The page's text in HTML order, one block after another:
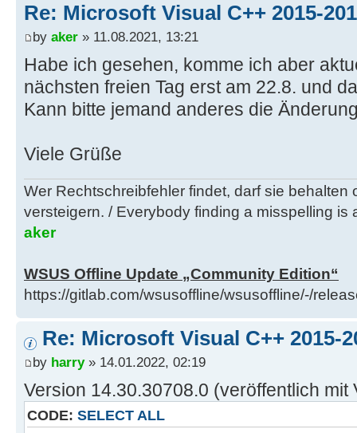
Re: Microsoft Visual C++ 2015-
by aker » 11.08.2021, 13:21
Habe ich gesehen, komme ich aber
nächsten freien Tag erst am 22.8. und
Kann bitte jemand anderes die
Viele Grüße
Wer Rechtschreibfehler findet, darf sie behalten
versteigern. / Everybody finding a misspelling is
aker
WSUS Offline Update „Community Edition“
https://gitlab.com/wsusoffline/wsusoffline/-/
Re: Microsoft Visual C++ 2015-
by harry» 14.01.2022, 02:19
Version 14.30.30708.0 (veröffentlich
CODE: SELECT ALL